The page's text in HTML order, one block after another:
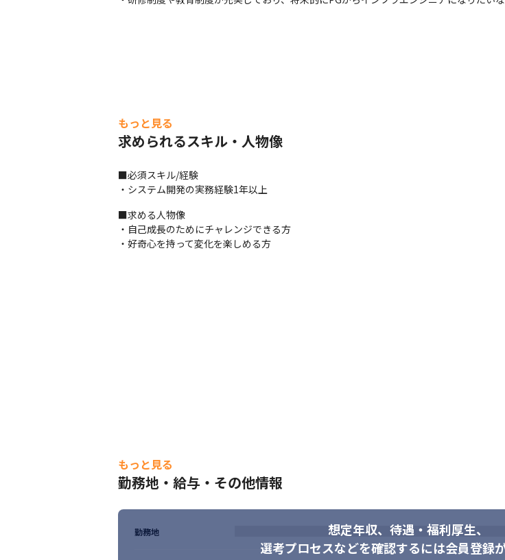
もっと見る
求められるスキル・人物像
■必須スキル/経験
・システム開発の実務経験1年以上
■求める人物像
・自己成長のためにチャレンジできる方
・好奇心を持って変化を楽しめる方
もっと見る
勤務地・給与・その他情報
想定年収、待遇・福利厚生、
選考プロセスなどを確認するには会員登録
勤務地